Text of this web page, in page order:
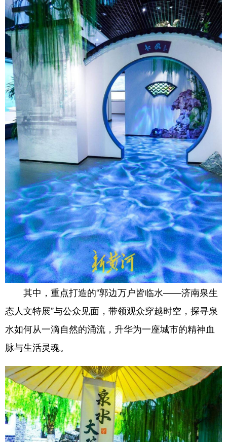
溯源中国 城市 旅游 能源
会展 彩票 娱乐 时尚
悦读 公益 书画
亚太网 投教基地
地方频道
首页 图片 专题·访谈
文旅 社会民生 山东产经
文娱 融媒秀 地市 科教
健康 微视齐鲁
多语种频道
English Español Français عربى
Русский язык 日本語 한국어
Deutsch Português
其中，重点打造的“郭边万户皆临水——济南泉生
态人文特展”与公众见面，带领观众穿越时空，探寻泉
水如何从一滴自然的涌流，升华为一座城市的精神血
脉与生活灵魂。